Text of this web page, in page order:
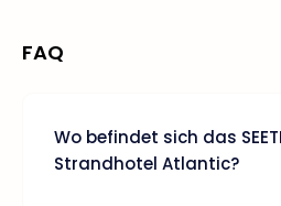
FAQ
Wo befindet sich das
Strandhotel Atlantic?